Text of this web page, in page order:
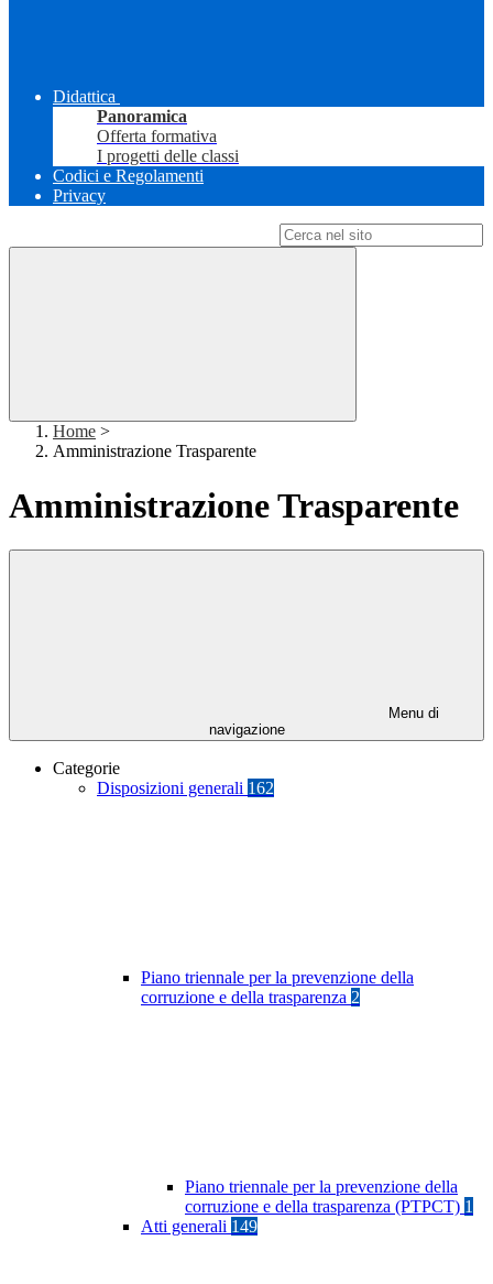
Didattica
Panoramica
Offerta formativa
I progetti delle classi
Codici e Regolamenti
Privacy
Home >
Amministrazione Trasparente
Amministrazione Trasparente
Menu di
navigazione
Categorie
Disposizioni generali 162
Piano triennale per la prevenzione della
corruzione e della trasparenza 2
Piano triennale per la prevenzione della
corruzione e della trasparenza (PTPCT) 1
Atti generali 149